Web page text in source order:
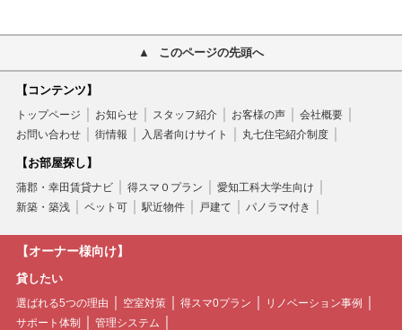
このページの先頭へ
【コンテンツ】
トップページ お知らせ スタッフ紹介 お客様の声
会社概要
お問い合わせ
街情報 入居者向けサイト 丸七住宅紹介制度
【お部屋探し】
蒲郡・幸田賃貸ナビ 得スマ０プラン
愛知工科大学生向け
新築・築浅
ペット可 駅近物件 戸建て パノラマ付き
【オーナー様向け】
貸したい
選ばれる5つの理由 空室対策 得スマ0プラン
リノベーション事例
サポート体制
管理システム